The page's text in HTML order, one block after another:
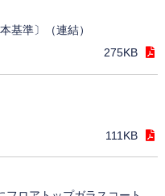
基準〕（連結）
275KB
111KB